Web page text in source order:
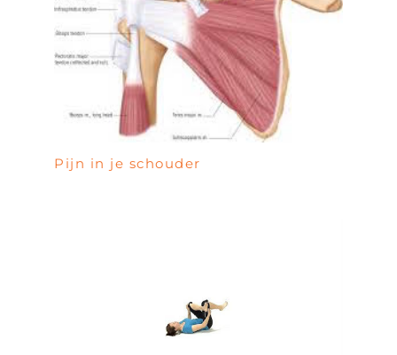
Pijn in je schouder